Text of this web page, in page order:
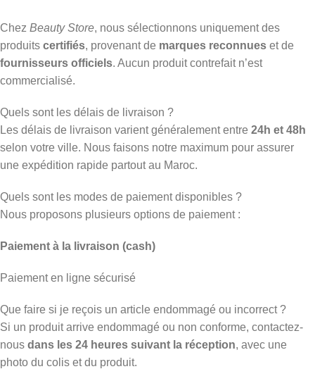
Chez Beauty Store, nous sélectionnons uniquement des
produits certifiés, provenant de marques reconnues et de
fournisseurs officiels. Aucun produit contrefait n’est
commercialisé.
Quels sont les délais de livraison ?
Les délais de livraison varient généralement entre 24h et 48h
selon votre ville. Nous faisons notre maximum pour assurer
une expédition rapide partout au Maroc.
Quels sont les modes de paiement disponibles ?
Nous proposons plusieurs options de paiement :
Paiement à la livraison (cash)
Paiement en ligne sécurisé
Que faire si je reçois un article endommagé ou incorrect ?
Si un produit arrive endommagé ou non conforme, contactez-
nous dans les 24 heures suivant la réception, avec une
photo du colis et du produit.